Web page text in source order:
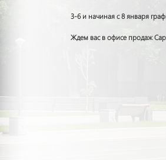
3-6 и начиная с 8 января
Ждем вас в офисе продаж